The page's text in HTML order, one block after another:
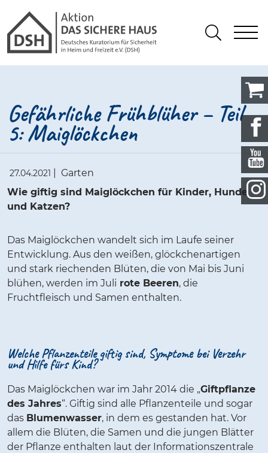
Gathmann Michaelis und
Suchen
Gefährliche Frühblüher – Teil
5: Maiglöckchen
27.04.2021
Garten
Wie giftig sind Maiglöckchen für Kinder, Hunde
und Katzen?
Das Maiglöckchen wandelt sich im Laufe seiner
Entwicklung. Aus den weißen, glöckchenartigen
und stark riechenden Blüten, die von Mai bis Juni
blühen, werden im Juli rote Beeren, die
Fruchtfleisch und Samen enthalten.
Welche Pflanzenteile giftig sind, Symptome bei Verzehr
und Hilfe fürs Kind?
Das Maiglöckchen war im Jahr 2014 die „Giftpflanze
des Jahres“. Giftig sind alle Pflanzenteile und sogar
das Blumenwasser, in dem es gestanden hat. Vor
allem die Blüten, die Samen und die jungen Blätter
der Pflanze enthalten laut der Informationszentrale